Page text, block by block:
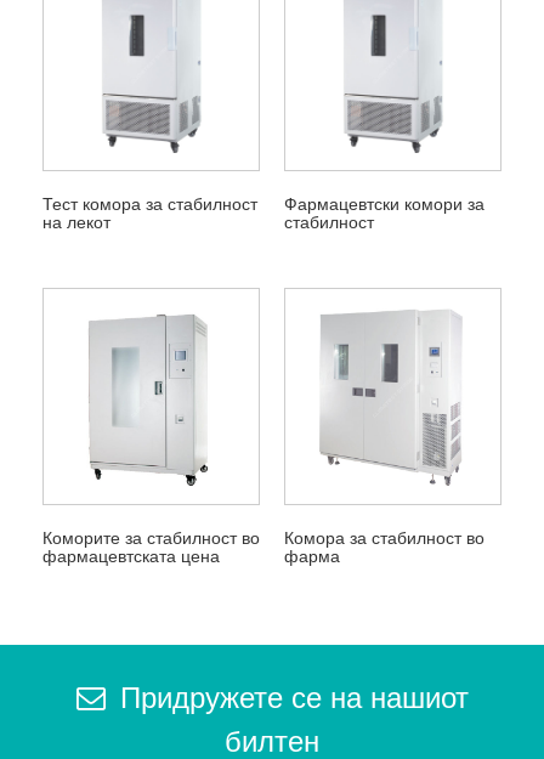
Тест комора за стабилност
на лекот
Фармацевтски комори за
стабилност
Коморите за стабилност во
фармацевтската цена
Комора за стабилност во
фарма
Придружете се на нашиот
билтен